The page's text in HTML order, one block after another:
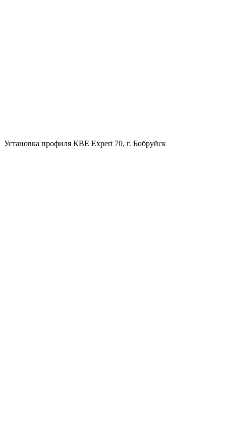
Установка профиля КВЕ Expert 70, г. Бобруйск